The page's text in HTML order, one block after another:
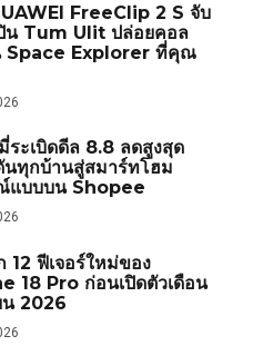
FreeClip 2 S จับ
น Tum Ulit ปล่อยคอล
Space Explorer ที่คุณ
ระเบิดดีล 8.8 ลดสูงสุด
นทุกบ้านสู่สมาร์ทโฮม
แบบบน Shopee
12 ฟีเจอร์ใหม่ของ
18 Pro ก่อนเปิดตัวเดือน
น 2026